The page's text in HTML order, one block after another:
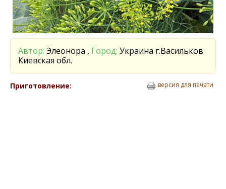
Автор: Элеонора , Город: Украина г.Васильков
Киевская обл.
Приготовление: версия для печати